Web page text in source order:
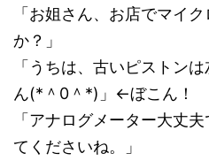
「お姐さん、お店でマイ
か？」
「うちは、古いピストン
ん(*＾0＾*)」←ぼこん！
「アナログメーター大丈
てくださいね。」